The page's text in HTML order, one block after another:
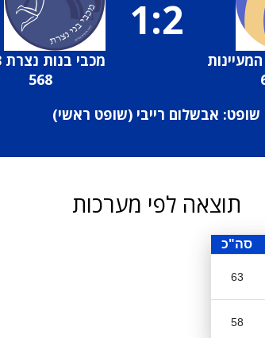
1:2
מכבי בנות נצרת ST3
568
שופט: אבשלום רייבי (שופט ראשי)
תוצאה לפי מערכות
סה"כ
63
58